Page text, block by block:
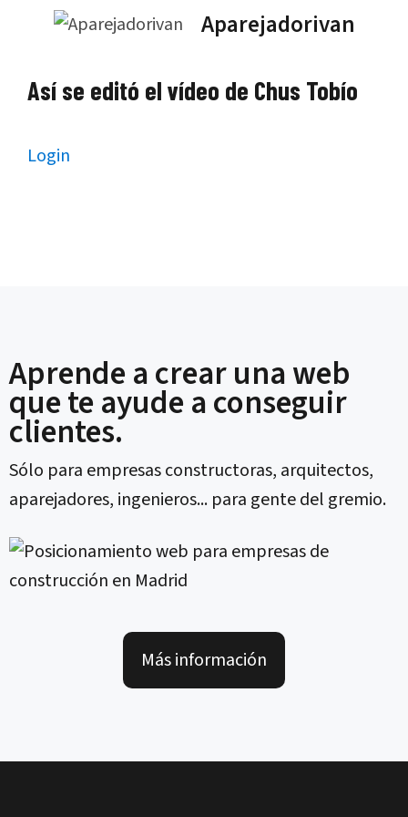
Aparejadorivan
Así se editó el vídeo de Chus Tobío
Login
Aprende a crear una web
que te ayude a conseguir
clientes.
Sólo para empresas constructoras, arquitectos,
aparejadores, ingenieros... para gente del gremio.
Más información